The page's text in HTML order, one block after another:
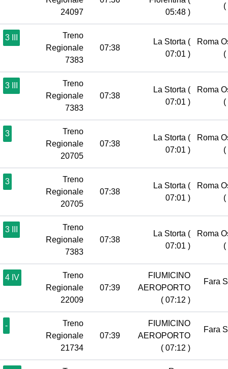
24097
05:48 )
(
3 III
Treno
Regionale
7383
07:38
La Storta (
07:01 )
Roma
(
3 III
Treno
Regionale
7383
07:38
La Storta (
07:01 )
Roma
(
3
Treno
Regionale
20705
07:38
La Storta (
07:01 )
Roma
(
3
Treno
Regionale
20705
07:38
La Storta (
07:01 )
Roma
(
3 III
Treno
Regionale
7383
07:38
La Storta (
07:01 )
Roma
(
4 IV
Treno
Regionale
22009
07:39
FIUMICINO
AEROPORTO
( 07:12 )
Fara
-
Treno
Regionale
21734
07:39
FIUMICINO
AEROPORTO
( 07:12 )
Fara